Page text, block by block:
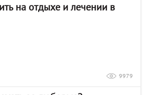
на отдыхе и лечении в
9979